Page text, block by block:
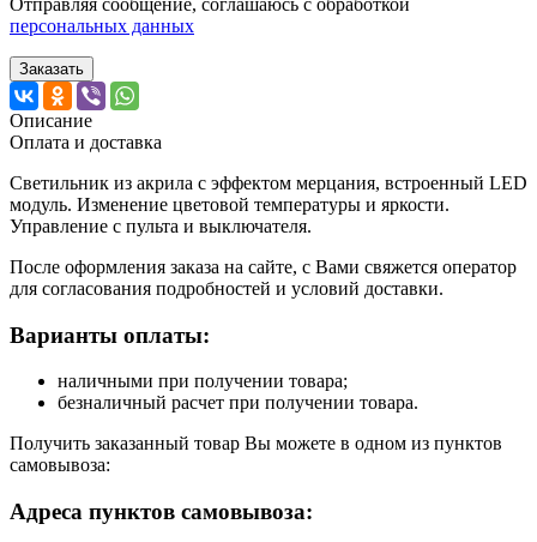
персональных данных
Заказать
Описание
Оплата и доставка
Светильник из акрила с эффектом мерцания, встроенный LED
модуль. Изменение цветовой температуры и яркости.
Управление с пульта и выключателя.
После оформления заказа на сайте, с Вами свяжется оператор
для согласования подробностей и условий доставки.
Варианты оплаты:
наличными при получении товара;
безналичный расчет при получении товара.
Получить заказанный товар Вы можете в одном из пунктов
самовывоза:
Адреса пунктов самовывоза: